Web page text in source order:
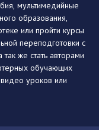
мультимедийные
образования,
или пройти курсы
переподготовки с
же стать авторами
обучающих
уроков или